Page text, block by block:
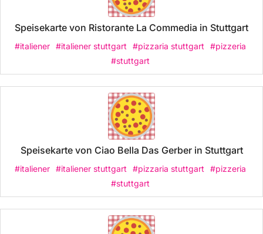
Speisekarte von Ristorante La Commedia in Stuttgart
#italiener #italiener stuttgart #pizzaria stuttgart
#pizzeria
#stuttgart
Speisekarte von Ciao Bella Das Gerber in Stuttgart
#italiener #italiener stuttgart #pizzaria stuttgart
#pizzeria
#stuttgart